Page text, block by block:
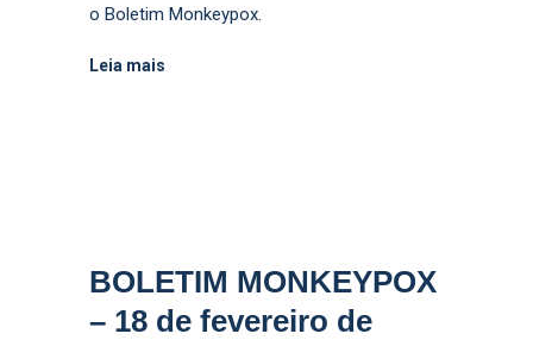
o Boletim Monkeypox.
Leia mais
BOLETIM MONKEYPOX
– 18 de fevereiro de